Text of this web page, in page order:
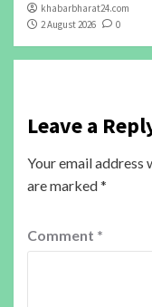
khabarbharat24.com
2 August 2026
0
Leave a
Your email address
are marked*
Comment *